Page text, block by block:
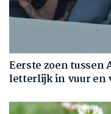
Eerste zoen tussen
letterlijk in vuur en